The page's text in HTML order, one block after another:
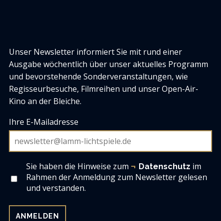
Unser Newsletter informiert Sie mit rund einer
Ausgabe wöchentlich über unser aktuelles Programm
und bevorstehende Sonderveranstaltungen, wie
Regisseurbesuche, Filmreihen und unser Open-Air-
Kino an der Bleiche.
Ihre E-Mailadresse
Sie haben die Hinweise zum Datenschutz im
Rahmen der Anmeldung zum Newsletter gelesen
und verstanden.